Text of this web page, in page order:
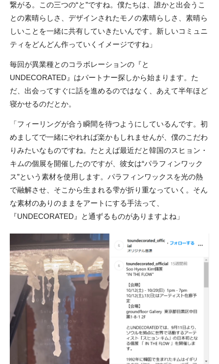
繋がる。この三つの“と”ですね。僕たちは、誰かと出会うこ
との素晴らしさ、デザインされたモノの素晴らしさ、素晴ら
しいことを一緒に共有していきたいんです。新しいコミュニ
ティをどんどん作っていくイメージですね」
毎回が異業種とのコラボレーションの『と
UNDECORATED』はパートナー探しから始まります。た
だ、出会ってすぐに話を進めるのではなく、あえて半年ほど
寝かせるのだとか。
「フィーリングが合う瞬間を待つようにしているんです。初
めましてで一緒にやれれば楽かもしれませんが、僕のこだわ
りみたいなものですね。たとえば最近だと韓国のスヒョン・
キムの個展を開催したのですが、彼女は“パラフィンワック
ス”という素材を使用します。パラフィンワックスを光の熱
で融解させ、そこから生まれる雫が折り重なっていく。そん
な素材のありのままをアートにする手法って、
『UNDECORATED』と通ずるものがありますよね」